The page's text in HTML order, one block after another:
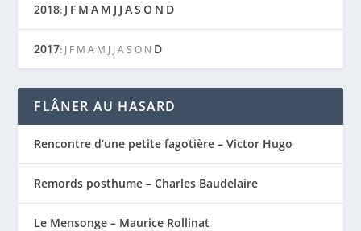
2018: J F M A M J J AS O N D
2017: J F M A M J J A S O N D
FLÂNER AU HASARD
Rencontre d’une petite fagotière – Victor Hugo
Remords posthume – Charles Baudelaire
Le Mensonge – Maurice Rollinat